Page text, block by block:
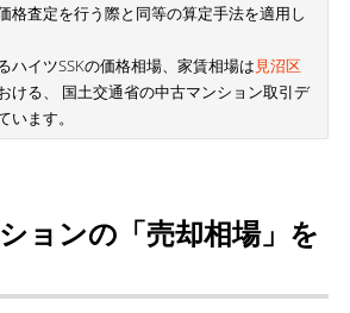
格査定を行う際と同等の算定手法を適用し
ハイツSSKの価格相場、家賃相場は見沼区
ける、 国土交通省の中古マンション取引デ
います。
ョンの「売却相場」を